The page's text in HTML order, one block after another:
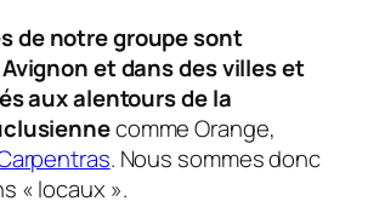
de notre groupe sont
et dans des villes et
aux alentours de la
comme Orange,
. Nous sommes donc
« locaux ».